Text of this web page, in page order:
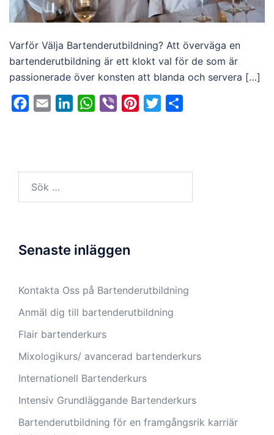
Varför Välja Bartenderutbildning? Att överväga en
bartenderutbildning är ett klokt val för de som är
passionerade över konsten att blanda och servera […]
Facebook
Email LinkedInWhatsApp
Viber Pinterest
Twitter
efter:
Senaste inläggen
Kontakta Oss på Bartenderutbildning
Anmäl dig till bartenderutbildning
Flair bartenderkurs
Mixologikurs/ avancerad bartenderkurs
Internationell Bartenderkurs​
Intensiv Grundläggande Bartenderkurs
Bartenderutbildning för en framgångsrik karriär